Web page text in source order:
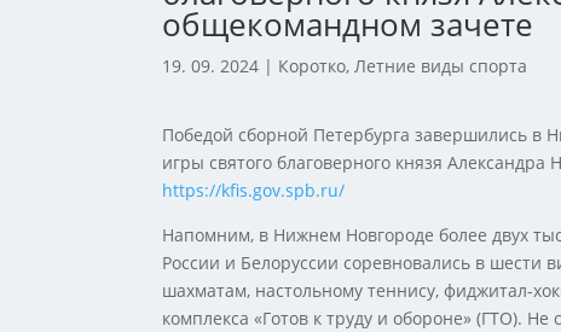
общекомандном зачете
19. 09. 2024 | Коротко,Летние виды спорта
Победой сборной Петербурга завершились в
игры святого благоверного князя
https://kfis.gov.spb.ru/
Напомним, в Нижнем Новгороде более двух
России и Белоруссии соревновались в шести
шахматам, настольному теннису, фиджитал-
комплекса «Готов к труду и обороне» (ГТО).